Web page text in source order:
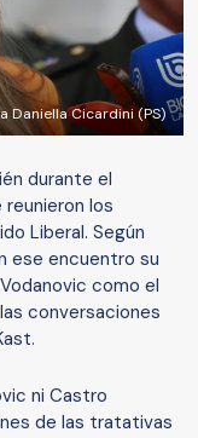
Daniella Cicardini (PS)
durante el
los
Liberal. Según
ese encuentro su
como el
conversaciones
ni Castro
de las tratativas